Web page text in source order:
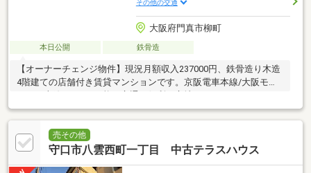
その他の交通
大阪府門真市柳町
本日公開 鉄骨造
【オーナーチェンジ物件】現況月額収入237000円、鉄骨造り木造
4階建ての店舗付き賃貸マンションです。京阪電車本線/大阪モノ
売その他
守口市八雲西町一丁目 中古テラスハウス